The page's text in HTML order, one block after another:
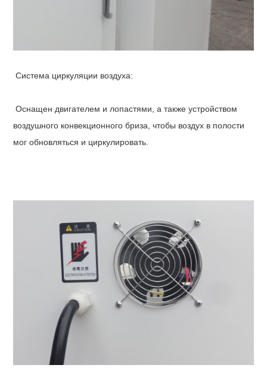
Система циркуляции воздуха:
Оснащен двигателем и лопастями, а также устройством
воздушного конвекционного бриза, чтобы воздух в полости
мог обновляться и циркулировать.